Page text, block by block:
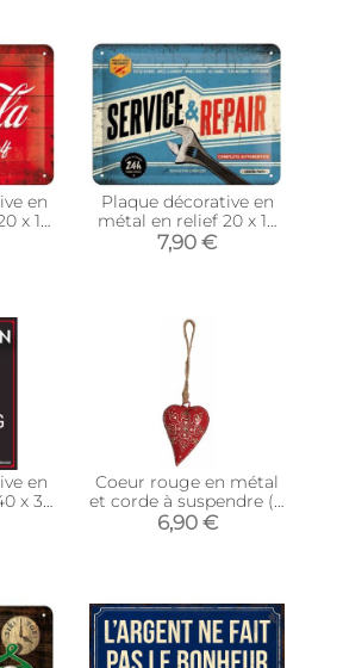
en
x 15
Plaque décorative en
métal en relief 20 x 15
cm (Service et Repair)
7,90 €
en
x 30
Coeur rouge en métal
et corde à suspendre (8
cm)
6,90 €